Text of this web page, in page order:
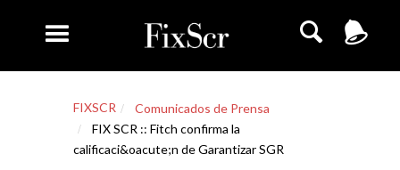
FIXSCR
Comunicados de Prensa
FIX SCR :: Fitch confirma la
calificaci&oacute;n de Garantizar SGR